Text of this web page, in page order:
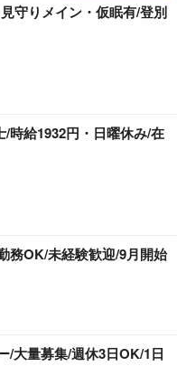
守りメイン・仮眠有/登別
時給1932円・日曜休み/在
務OK/未経験歓迎/9月開始
/大量募集/週休3日OK/1日